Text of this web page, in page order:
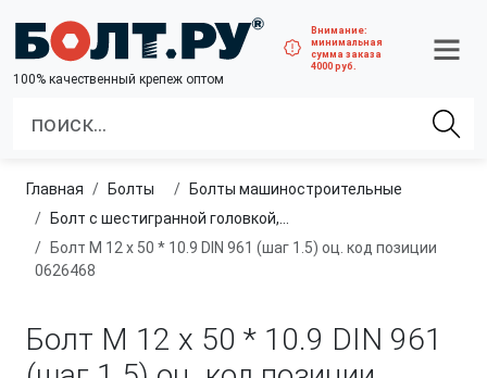
100% качественный крепеж оптом
Внимание:
минимальная
сумма заказа
4000 руб.
Главная болты
болты машиностроительные
Болт с шестигранной головкой, полная резьба, мелкий шаг
Болт М 12 х 50 * 10.9 DIN 961 (шаг 1.5) оц. код позиции
0626468
Болт М 12 х 50 * 10.9 DIN 961